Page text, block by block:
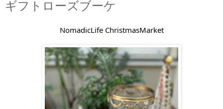
ギフトローズブーケ
NomadicLife ChristmasMarket